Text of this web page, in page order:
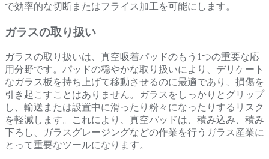
で効率的な切断またはフライス加工を可能にします。
ガラスの取り扱い
ガラスの取り扱いは、真空吸着パッドのもう1つの重要な応
用分野です。パッドの穏やかな取り扱いにより、デリケート
なガラス板を持ち上げて移動させるのに最適であり、損傷を
引き起こすことはありません。ガラスをしっかりとグリップ
し、輸送または設置中に滑ったり粉々になったりするリスク
を軽減します。これにより、真空パッドは、積み込み、積み
下ろし、ガラスグレージングなどの作業を行うガラス産業に
とって重要なツールになります。